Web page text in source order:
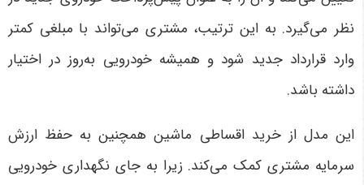
نظر می‌گیرد. به این ترتیب، مشتری می‌تواند با مبلغی کمتر
وارد قرارداد جدید شود و همیشه خودرویی به‌روز در اختیار
داشته باشد.
این مدل از خرید اقساطی ماشین همچنین به حفظ ارزش
سرمایه مشتری کمک می‌کند. زیرا به جای نگهداری خودرویی